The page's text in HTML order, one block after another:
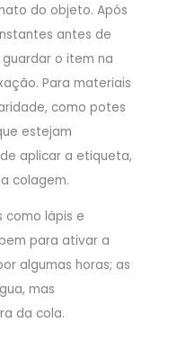
do objeto. Após
antes de
o item na
Para materiais
como potes
estejam
aplicar a etiqueta,
colagem.
como lápis e
para ativar a
algumas horas; as
mas
da cola.